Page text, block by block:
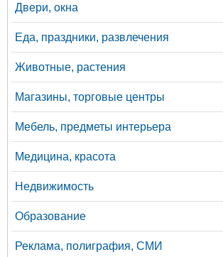
Двери, окна
Еда, праздники, развлечения
Животные, растения
Магазины, торговые центры
Мебель, предметы интерьера
Медицина, красота
Недвижимость
Образование
Реклама, полиграфия, СМИ